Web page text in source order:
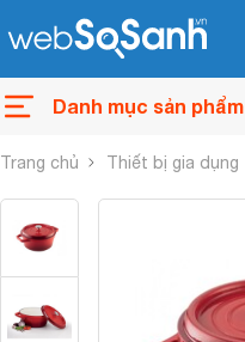
Danh mục sản phẩm
Trang chủ Thiết bị gia dụng